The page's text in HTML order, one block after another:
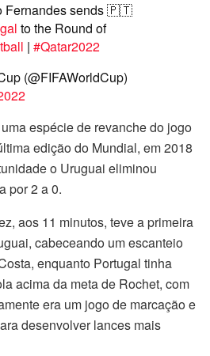
Fernandes sends 🇵🇹
to the Round of
| #Qatar2022
(@FIFAWorldCup)
espécie de revanche do jogo
edição do Mundial, em 2018
o Uruguai eliminou
por 2 a 0.
aos 11 minutos, teve a primeira
cabeceando um escanteio
enquanto Portugal tinha
acima da meta de Rochet, com
era um jogo de marcação e
desenvolver lances mais